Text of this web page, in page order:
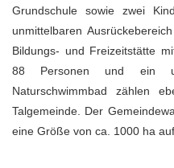
Grundschule sowie zwei
unmittelbaren
Bildungs- und Freizeitstätte
88 Personen und ein
Naturschwimmbad zählen
Talgemeinde. Der
eine Größe von ca. 1000 ha